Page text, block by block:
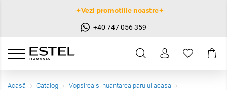
✦Vezi promotiile noastre✦
+40 747 056 359
Acasă Catalog
Vopsirea si nuantarea parului acasa